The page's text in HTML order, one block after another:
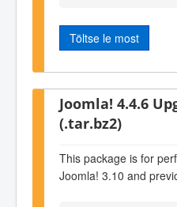
Töltse le most
Joomla! 4.4.6
(.tar.bz2)
This package is for
Joomla! 3.10 and